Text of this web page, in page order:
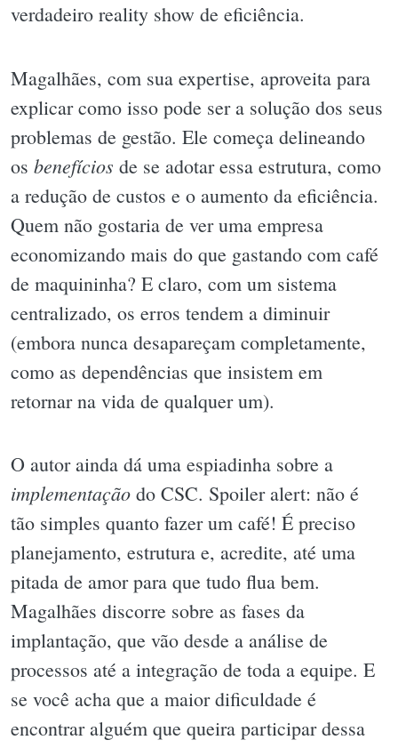
verdadeiro reality show de eficiência.
Magalhães, com sua expertise, aproveita para
explicar como isso pode ser a solução dos seus
problemas de gestão. Ele começa delineando
os benefícios de se adotar essa estrutura, como
a redução de custos e o aumento da eficiência.
Quem não gostaria de ver uma empresa
economizando mais do que gastando com café
de maquininha? E claro, com um sistema
centralizado, os erros tendem a diminuir
(embora nunca desapareçam completamente,
como as dependências que insistem em
retornar na vida de qualquer um).
O autor ainda dá uma espiadinha sobre a
implementação do CSC. Spoiler alert: não é
tão simples quanto fazer um café! É preciso
planejamento, estrutura e, acredite, até uma
pitada de amor para que tudo flua bem.
Magalhães discorre sobre as fases da
implantação, que vão desde a análise de
processos até a integração de toda a equipe. E
se você acha que a maior dificuldade é
encontrar alguém que queira participar dessa